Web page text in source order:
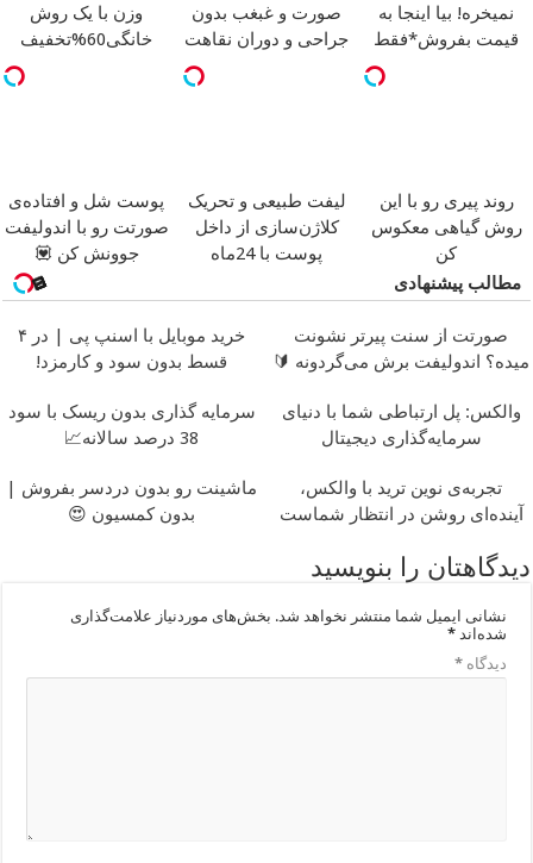
نمیخره! بیا اینجا به
قیمت بفروش*فقط
صورت و غبغب بدون
جراحی و دوران نقاهت
وزن با یک روش
خانگی60%تخفیف
روند پیری رو با این
روش گیاهی معکوس
کن
لیفت طبیعی و تحریک
کلاژن‌سازی از داخل
پوست با 24ماه
پوست شل و افتاده‌ی
صورتت رو با اندولیفت
جوونش کن 💟
مطالب پیشنهادی
صورتت از سنت پیرتر نشونت
میده؟ اندولیفت برش می‌گردونه 🔰
خرید موبایل با اسنپ پی | در ۴
قسط بدون سود و کارمزد!
والکس: پل ارتباطی شما با دنیای
سرمایه‌گذاری دیجیتال
سرمایه گذاری بدون ریسک با سود
38 درصد سالانه📈
تجربه‌ی نوین ترید با والکس،
آینده‌ای روشن در انتظار شماست
ماشینت رو بدون دردسر بفروش |
بدون کمسیون 😍
دیدگاهتان را بنویسید
نشانی ایمیل شما منتشر نخواهد شد. بخش‌های موردنیاز علامت‌گذاری
شده‌اند*
دیدگاه*